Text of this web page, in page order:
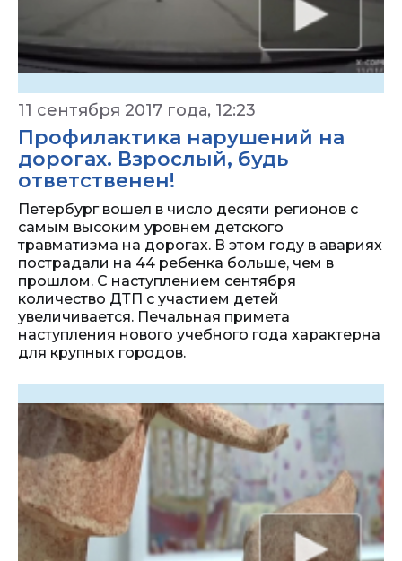
11 сентября 2017 года, 12:23
Профилактика нарушений на
дорогах. Взрослый, будь
ответственен!
Петербург вошел в число десяти регионов с
самым высоким уровнем детского
травматизма на дорогах. В этом году в авариях
пострадали на 44 ребенка больше, чем в
прошлом. С наступлением сентября
количество ДТП с участием детей
увеличивается. Печальная примета
наступления нового учебного года характерна
для крупных городов.